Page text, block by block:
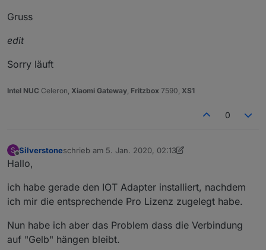
Gruss
edit
Sorry läuft
Intel NUC Celeron, Xiaomi Gateway, Fritzbox 7590, XS1
0
S
Offline
Silverstoneschrieb am 5. Jan. 2020, 02:13
zuletzt editiert von Silverstone1. Juni 2020, 23:03
Hallo,
ich habe gerade den IOT Adapter installiert, nachdem
ich mir die entsprechende Pro Lizenz zugelegt habe.
Nun habe ich aber das Problem dass die Verbindung
auf "Gelb" hängen bleibt.